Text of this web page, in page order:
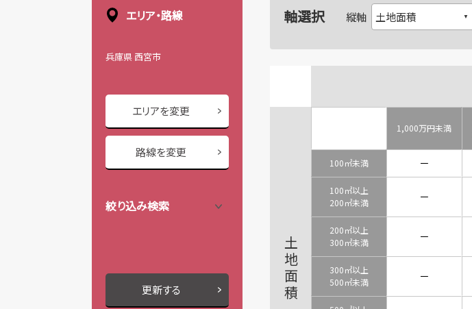
エリア・路線
兵庫県 西宮市
エリアを変更
路線を変更
絞り込み検索
更新する
軸選択 縦軸
土地面積
1,000万円未満
100㎡未満 －
100㎡以上
200㎡未満
－
200㎡以上
300㎡未満
－
300㎡以上
500㎡未満
－